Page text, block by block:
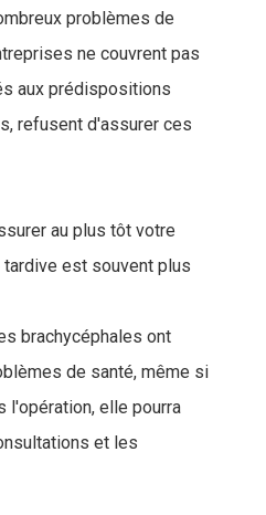
problèmes de
ne couvrent pas
aux prédispositions
refusent d'assurer ces
au plus tôt votre
tardive est souvent plus
brachycéphales ont
de santé, même si
l'opération, elle pourra
et les